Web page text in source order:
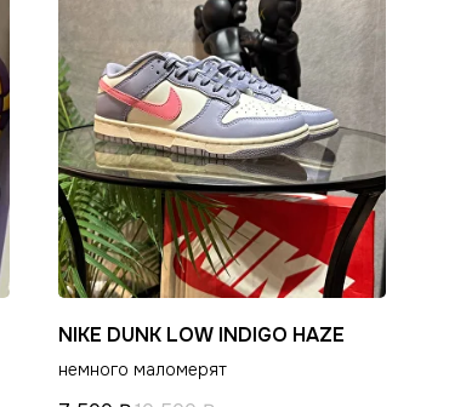
NIKE DUNK LOW INDIGO HAZE
немного маломерят